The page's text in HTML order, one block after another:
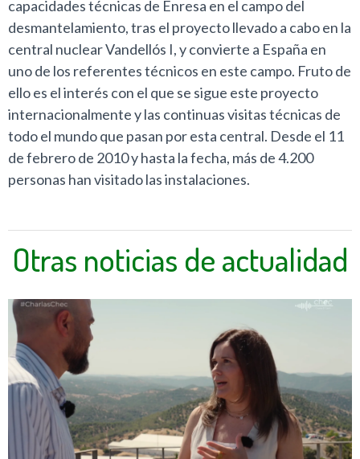
capacidades técnicas de Enresa en el campo del
desmantelamiento, tras el proyecto llevado a cabo en la
central nuclear Vandellós I, y convierte a España en
uno de los referentes técnicos en este campo. Fruto de
ello es el interés con el que se sigue este proyecto
internacionalmente y las continuas visitas técnicas de
todo el mundo que pasan por esta central. Desde el 11
de febrero de 2010 y hasta la fecha, más de 4.200
personas han visitado las instalaciones.
Otras noticias de actualidad